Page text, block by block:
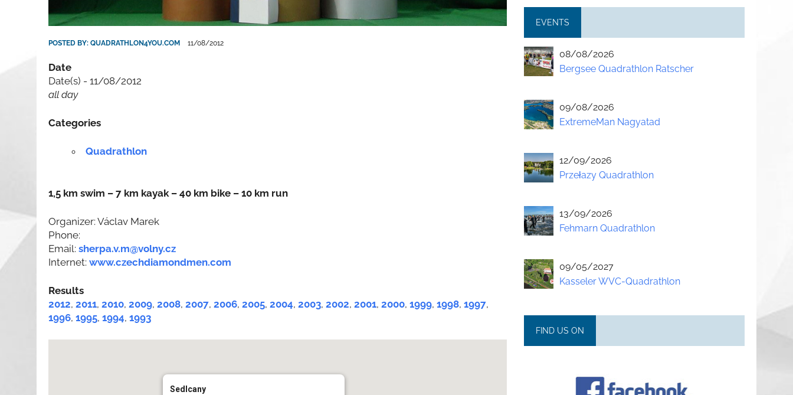
POSTED BY: QUADRATHLON4YOU.COM 11/08/2012
Date
Date(s) - 11/08/2012
all day
Categories
Quadrathlon
1,5 km swim – 7 km kayak – 40 km bike – 10 km run
Organizer: Václav Marek
Phone:
Email: sherpa.v.m@volny.cz
Internet: www.czechdiamondmen.com
Results
2012, 2011, 2010, 2009, 2008, 2007, 2006, 2005, 2004, 2003, 2002, 2001, 2000, 1999, 1998, 1997,
1996, 1995, 1994, 1993
Sedlcany
EVENTS
08/08/2026
Bergsee Quadrathlon Ratscher
09/08/2026
ExtremeMan Nagyatad
12/09/2026
Przełazy Quadrathlon
13/09/2026
Fehmarn Quadrathlon
09/05/2027
Kasseler WVC-Quadrathlon
FIND US ON